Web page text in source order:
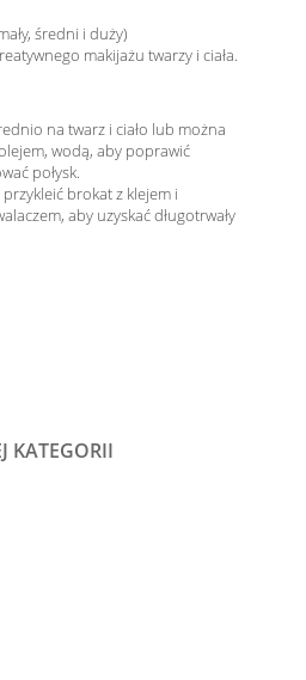
średni i duży)
makijażu twarzy i ciała.
na twarz i ciało lub można
wodą, aby poprawić
połysk.
brokat z klejem i
aby uzyskać długotrwały
KATEGORII